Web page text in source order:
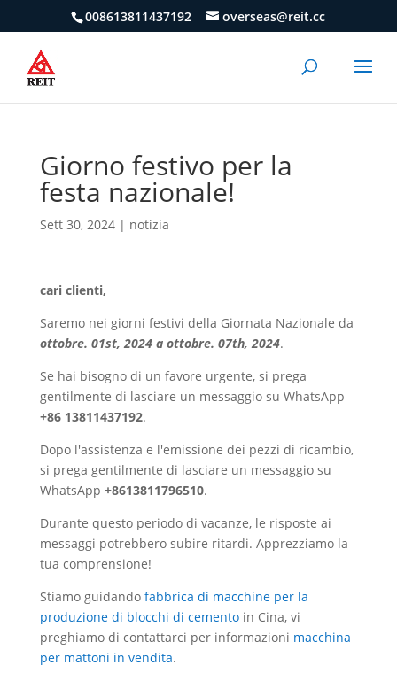
008613811437192 overseas@reit.cc
Giorno festivo per la
festa nazionale!
Sett 30, 2024| notizia
cari clienti,
Saremo nei giorni festivi della Giornata Nazionale da
ottobre. 01st, 2024 a ottobre. 07th, 2024.
Se hai bisogno di un favore urgente, si prega
gentilmente di lasciare un messaggio su WhatsApp
+86 13811437192.
Dopo l'assistenza e l'emissione dei pezzi di ricambio,
si prega gentilmente di lasciare un messaggio su
WhatsApp +8613811796510.
Durante questo periodo di vacanze, le risposte ai
messaggi potrebbero subire ritardi. Apprezziamo la
tua comprensione!
Stiamo guidando fabbrica di macchine per la
produzione di blocchi di cementoin Cina, vi
preghiamo di contattarci per informazioni macchina
per mattoni in vendita.